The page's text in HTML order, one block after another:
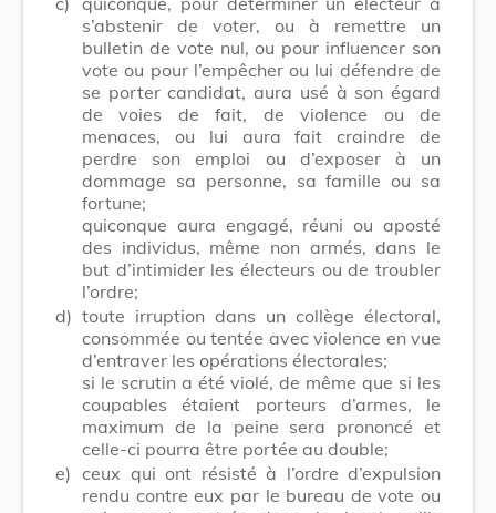
s’abstenir de voter, ou à remettre un
bulletin de vote nul, ou pour influencer son
vote ou pour l’empêcher ou lui défendre de
se porter candidat, aura usé à son égard
de voies de fait, de violence ou de
menaces, ou lui aura fait craindre de
perdre son emploi ou d’exposer à un
dommage sa personne, sa famille ou sa
fortune;
quiconque aura engagé, réuni ou aposté
des individus, même non armés, dans le
but d’intimider les électeurs ou de troubler
l’ordre;
d) toute irruption dans un collège électoral,
consommée ou tentée avec violence en vue
d’entraver les opérations électorales;
si le scrutin a été violé, de même que si les
coupables étaient porteurs d’armes, le
maximum de la peine sera prononcé et
celle-ci pourra être portée au double;
e) ceux qui ont résisté à l’ordre d’expulsion
rendu contre eux par le bureau de vote ou